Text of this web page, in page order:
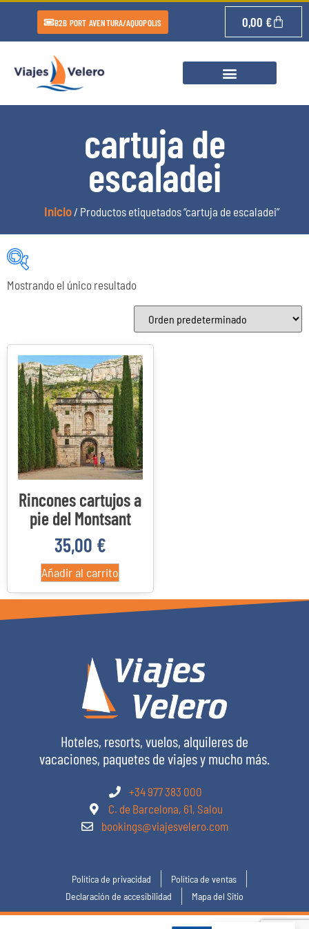
B2B PORT AVENTURA/AQUOPOLIS 0,00 €
cartuja de
escaladei
Inicio/ Productos etiquetados “cartuja de escaladei”
Categorías del producto
Categorías del producto
22
Costa Daurada Delta del Ebro
Mostrando el único resultado
Rincones cartujos a
pie del Montsant
35,00 €
Añadir al carrito
Hoteles, resorts, vuelos, alquileres de
vacaciones, paquetes de viajes y mucho más.
+34 977 383 000
C. de Barcelona, 61, Salou
bookings@viajesvelero.com
Política de privacidad
Política de ventas
Declaración de accesibilidad
Mapa del Sitio